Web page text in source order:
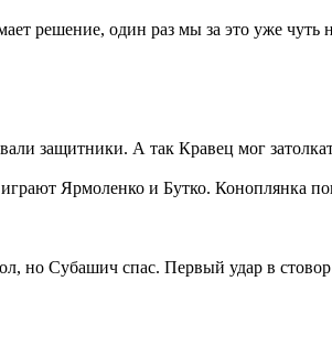
решение, один раз мы за это уже чуть
защитники. А так Кравец мог
Ярмоленко и Бутко. Коноплянка
но Субашич спас. Первый удар в